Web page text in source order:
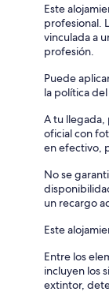
Este
profesional.
vinculada a
profesión.
Puede
la política
A tu
oficial con
en efectivo,
No se
un recargo
Este
Entre los
incluyen los
extintor,